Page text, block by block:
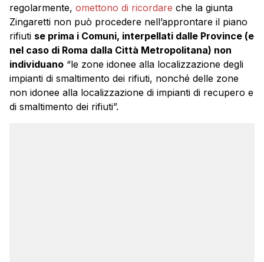
regolarmente, omettono di ricordare che la giunta
Zingaretti non può procedere nell’approntare il piano
rifiuti se prima i Comuni, interpellati dalle Province (e
nel caso di Roma dalla Città Metropolitana) non
individuano “le zone idonee alla localizzazione degli
impianti di smaltimento dei rifiuti, nonché delle zone
non idonee alla localizzazione di impianti di recupero e
di smaltimento dei rifiuti”.